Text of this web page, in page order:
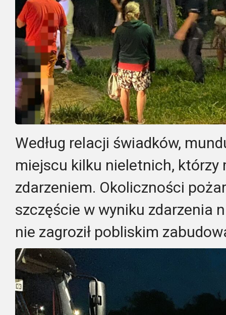
Według relacji świadków,
miejscu kilku nieletnich, którzy
zdarzeniem. Okoliczności
szczęście w wyniku zdarzenia
nie zagroził pobliskim